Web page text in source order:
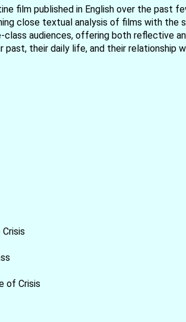
film published in English over the past
close textual analysis of films with
class audiences, offering both reflective
past, their daily life, and their
of Crisis